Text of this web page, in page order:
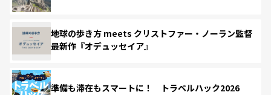
地球の歩き方 meets クリストファー・ノーラン監督
最新作『オデュッセイア』
準備も滞在もスマートに！ トラベルハック2026